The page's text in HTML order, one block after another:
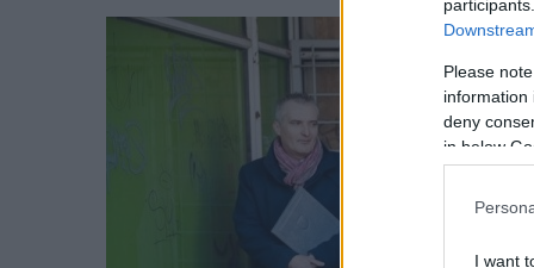
Please
information
deny
in below
I want